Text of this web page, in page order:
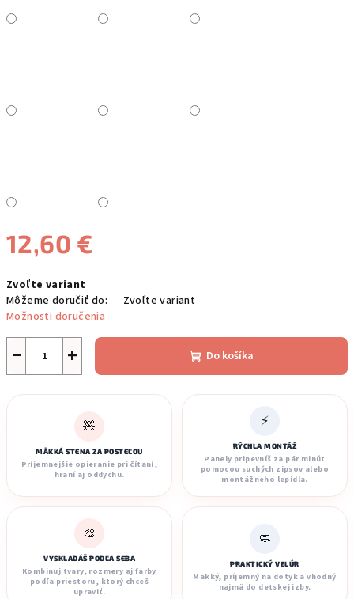
12,60 €
cena:
Zvoľte variant
Môžeme doručiť do:
Zvoľte variant
Možnosti doručenia
+
− Do košíka
🧸
MÄKKÁ STENA ZA POSTEĽOU
Príjemnejšie opieranie pri čítaní,
hraní aj oddychu.
⚡
RÝCHLA MONTÁŽ
Panely pripevníš za pár minút
pomocou suchých zipsov alebo
montážneho lepidla.
🎨
VYSKLADÁŠ PODĽA SEBA
Kombinuj tvary, rozmery aj farby
podľa priestoru, ktorý chceš
upraviť.
🧼
PRAKTICKÝ VELÚR
Mäkký, príjemný na dotyk a vhodný
najmä do detskej izby.